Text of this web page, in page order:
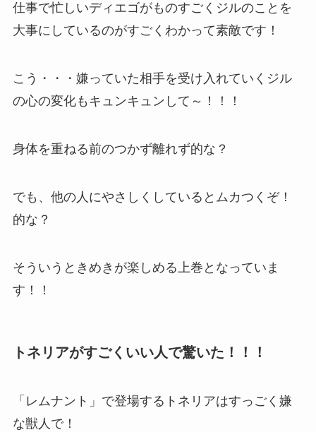
仕事で忙しいディエゴがものすごくジルのことを
大事にしているのがすごくわかって素敵です！
こう・・・嫌っていた相手を受け入れていくジル
の心の変化もキュンキュンして～！！！
身体を重ねる前のつかず離れず的な？
でも、他の人にやさしくしているとムカつくぞ！
的な？
そういうときめきが楽しめる上巻となっていま
す！！
トネリアがすごくいい人で驚いた！！！
「レムナント」で登場するトネリアはすっごく嫌
な獣人で！